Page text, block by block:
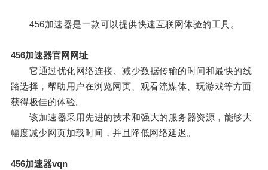
456加速器是一款可以提供快速互联网体验的工具。
456加速器官网网址
它通过优化网络连接、减少数据传输的时间和最快的线
路选择，帮助用户在浏览网页、观看流媒体、玩游戏等方面
获得极佳的体验。
该加速器采用先进的技术和强大的服务器资源，能够大
幅度减少网页加载时间，并且降低网络延迟。
456加速器vqn